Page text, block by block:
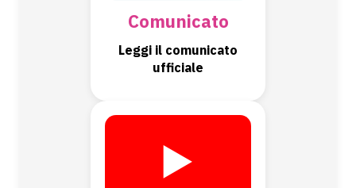
Comunicato
Leggi il comunicato
ufficiale
▶️